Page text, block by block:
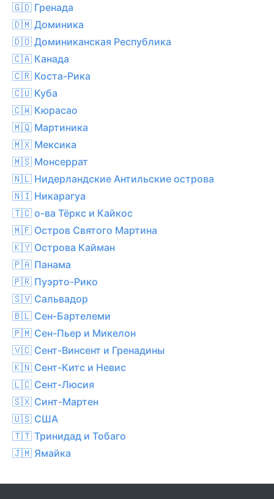
🇬🇩 Гренада
🇩🇲 Доминика
🇩🇴 Доминиканская Республика
🇨🇦 Канада
🇨🇷 Коста-Рика
🇨🇺 Куба
🇨🇼 Кюрасао
🇲🇶 Мартиника
🇲🇽 Мексика
🇲🇸 Монсеррат
🇳🇱 Нидерландские Антильские острова
🇳🇮 Никарагуа
🇹🇨 о-ва Тёркс и Кайкос
🇲🇫 Остров Святого Мартина
🇰🇾 Острова Кайман
🇵🇦 Панама
🇵🇷 Пуэрто-Рико
🇸🇻 Сальвадор
🇧🇱 Сен-Бартелеми
🇵🇲 Сен-Пьер и Микелон
🇻🇨 Сент-Винсент и Гренадины
🇰🇳 Сент-Китс и Невис
🇱🇨 Сент-Люсия
🇸🇽 Синт-Мартен
🇺🇸 США
🇹🇹 Тринидад и Тобаго
🇯🇲 Ямайка